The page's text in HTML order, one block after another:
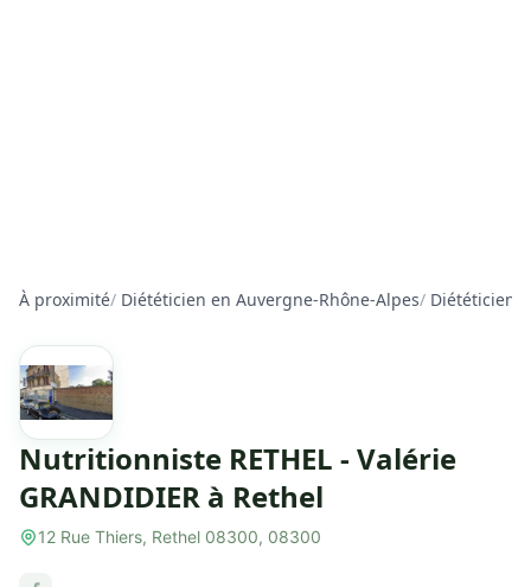
À proximité/ Diététicien en Auvergne-Rhône-Alpes/ Diététicien
Nutritionniste RETHEL - Valérie
GRANDIDIER à Rethel
12 Rue Thiers, Rethel 08300, 08300